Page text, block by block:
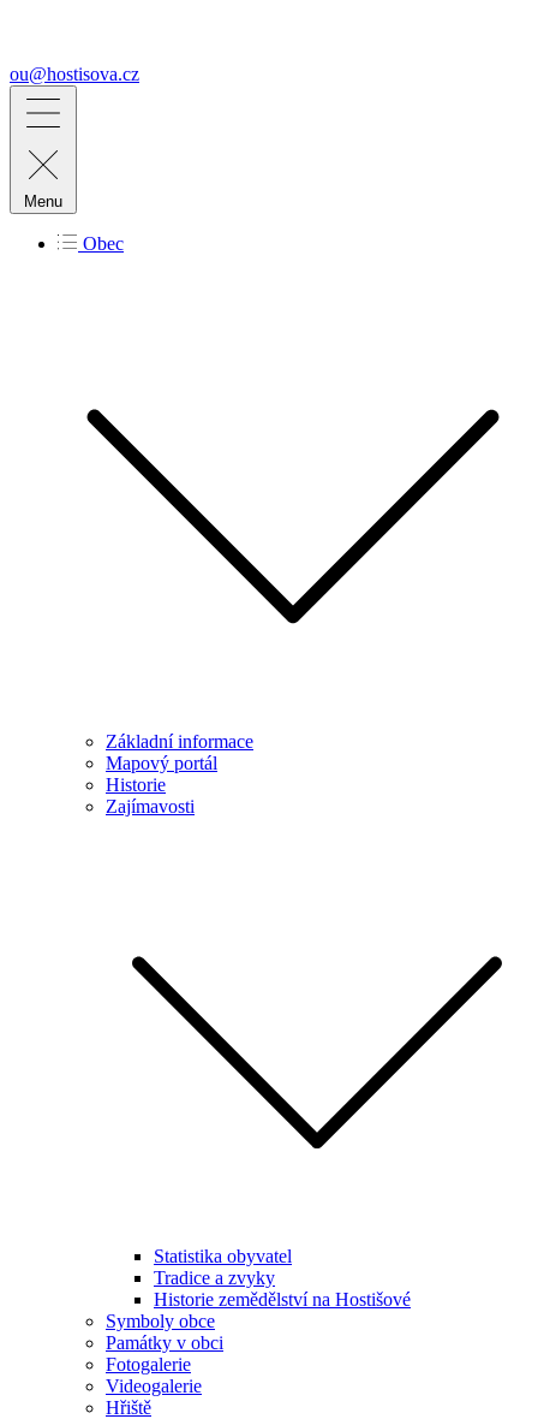
ou@hostisova.cz
Menu
Obec
Základní informace
Mapový portál
Historie
Zajímavosti
Statistika obyvatel
Tradice a zvyky
Historie zemědělství na Hostišové
Symboly obce
Památky v obci
Fotogalerie
Videogalerie
Hřiště